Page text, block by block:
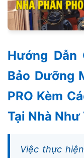
Hướng Dẫn
Bảo Dưỡng
PRO Kèm
Tại Nhà Như
Việc thực